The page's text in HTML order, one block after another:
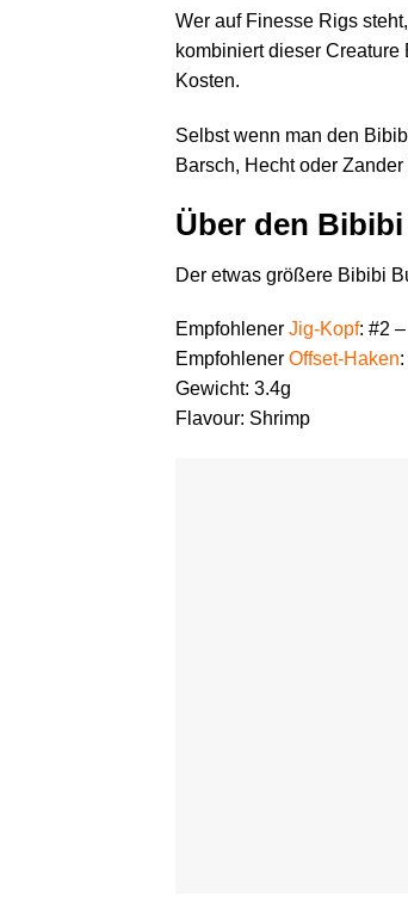
Wer auf Finesse Rigs
kombiniert dieser
Kosten.
Selbst wenn man den
Barsch, Hecht oder
Über den Bibibi
Der etwas größere Bibibi
Empfohlener Jig-Kopf: #2
Empfohlener Offset-Haken
Gewicht: 3.4g
Flavour: Shrimp